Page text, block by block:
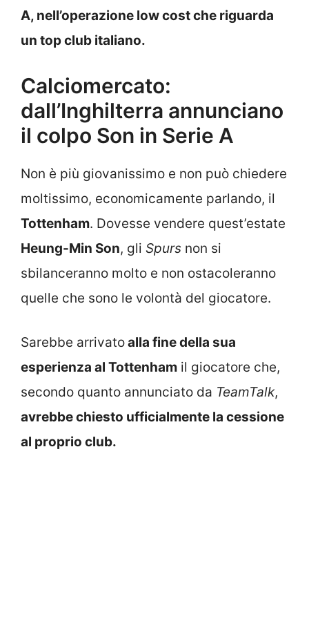
A, nell’operazione low cost che riguarda
un top club italiano.
Calciomercato:
dall’Inghilterra annunciano
il colpo Son in Serie A
Non è più giovanissimo e non può chiedere
moltissimo, economicamente parlando, il
Tottenham. Dovesse vendere quest’estate
Heung-Min Son, gli Spurs non si
sbilanceranno molto e non ostacoleranno
quelle che sono le volontà del giocatore.
Sarebbe arrivatoalla fine della sua
esperienza al Tottenham il giocatore che,
secondo quanto annunciato da TeamTalk,
avrebbe chiesto ufficialmente la cessione
al proprio club.